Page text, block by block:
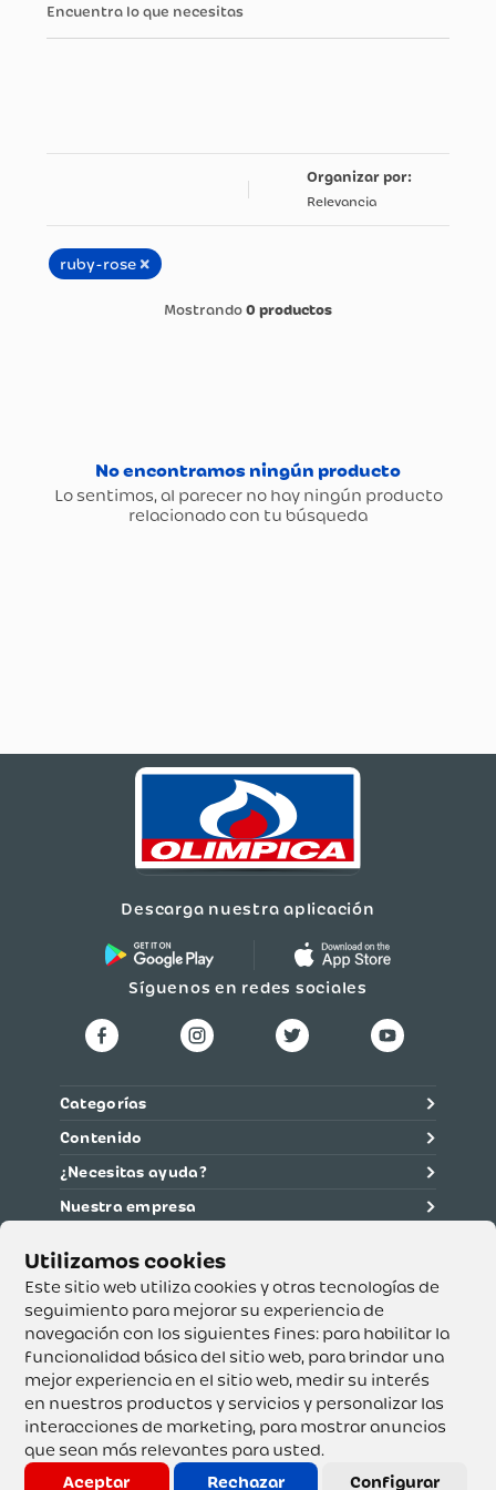
Este sitio web utiliza cookies y otras tecnologías de
seguimiento para mejorar su experiencia de
navegación con los siguientes fines: para habilitar la
funcionalidad básica del sitio web, para brindar una
mejor experiencia en el sitio web, medir su interés
en nuestros productos y servicios y personalizar las
interacciones de marketing, para mostrar anuncios
que sean más relevantes para usted.
Aceptar
Rechazar Configurar
Encuentra lo que necesitas
Relevancia
ruby-rose ×
0 productos
Descarga nuestra aplicación
Síguenos en redes sociales
Categorías
Contenido
¿Necesitas ayuda?
Nuestra empresa
Supertiendas y Drogería Olímpica S.A. - Nit 890.107.487 -
Dirección de notificación: Calle 53 No. 46-192 local 3-01
Teléfono: 3232540999 - Correo:
servicioalcliente@olimpica.com.co
Copyright o Actualización 2023 OLÍMPICA S.A. Derechos
Reservados.